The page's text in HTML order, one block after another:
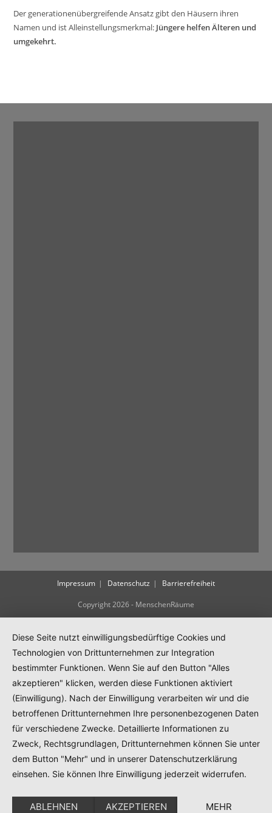
Der generationenübergreifende Ansatz gibt den Häusern ihren
Namen und ist Alleinstellungsmerkmal: Jüngere helfen Älteren und
umgekehrt.
Impressum Datenschutz Barrierefreiheit
Copyright 2026 - MenschenRäume
Diese Seite nutzt einwilligungsbedürftige Cookies und
Technologien von Drittunternehmen zur Integration
bestimmter Funktionen. Wenn Sie auf den Button "Alles
akzeptieren" klicken, werden diese Funktionen aktiviert
(Einwilligung). Nach der Einwilligung verarbeiten wir und die
betroffenen Drittunternehmen Ihre personenbezogenen Daten
für verschiedene Zwecke. Detaillierte Informationen zu
Zweck, Rechtsgrundlagen, Drittunternehmen können Sie unter
dem Button "Mehr" und in unserer Datenschutzerklärung
einsehen. Sie können Ihre Einwilligung jederzeit widerrufen.
ABLEHNEN AKZEPTIEREN MEHR